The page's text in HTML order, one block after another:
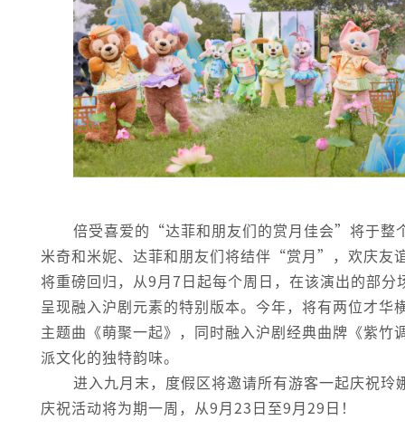
倍受喜爱的“达菲和朋友们的赏月佳会”将于整
米奇和米妮、达菲和朋友们将结伴“赏月”，欢庆友
将重磅回归，从9月7日起每个周日，在该演出的部
呈现融入沪剧元素的特别版本。今年，将有两位才
主题曲《萌聚一起》，同时融入沪剧经典曲牌《紫
派文化的独特韵味。
进入九月末，度假区将邀请所有游客一起庆祝
庆祝活动将为期一周，从9月23日至9月29日！